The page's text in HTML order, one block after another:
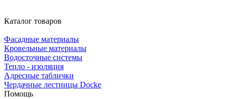
Каталог товаров
Фасадные материалы
Кровельные материалы
Водосточные системы
Тепло - изоляция
Адресные таблички
Чердачные лестницы Docke
Помощь